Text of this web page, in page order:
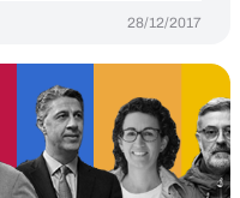
28/12/2017